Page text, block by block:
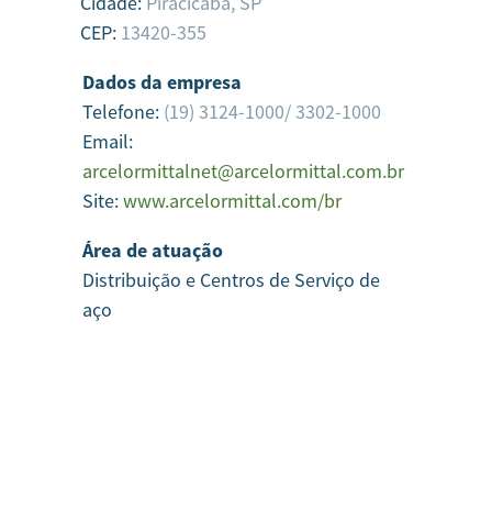
CEP: 13420-355
Dados da empresa
Telefone: (19) 3124-1000/ 3302-1000
Email:
arcelormittalnet@arcelormittal.com.br
Site:www.arcelormittal.com/br
Área de atuação
Distribuição e Centros de Serviço de
aço